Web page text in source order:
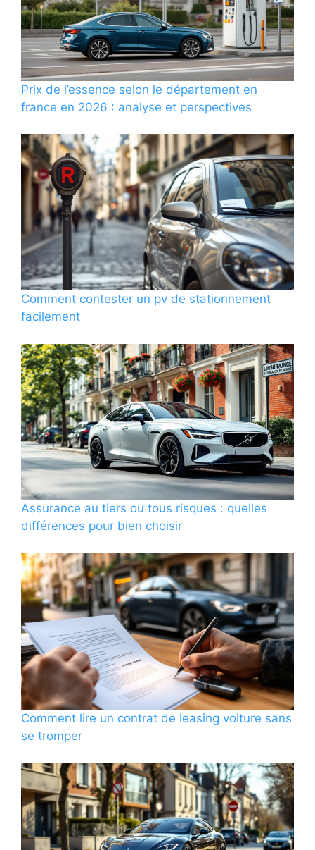
Prix de l’essence selon le département en
france en 2026 : analyse et perspectives
Comment contester un pv de stationnement
facilement
Assurance au tiers ou tous risques : quelles
différences pour bien choisir
Comment lire un contrat de leasing voiture sans
se tromper